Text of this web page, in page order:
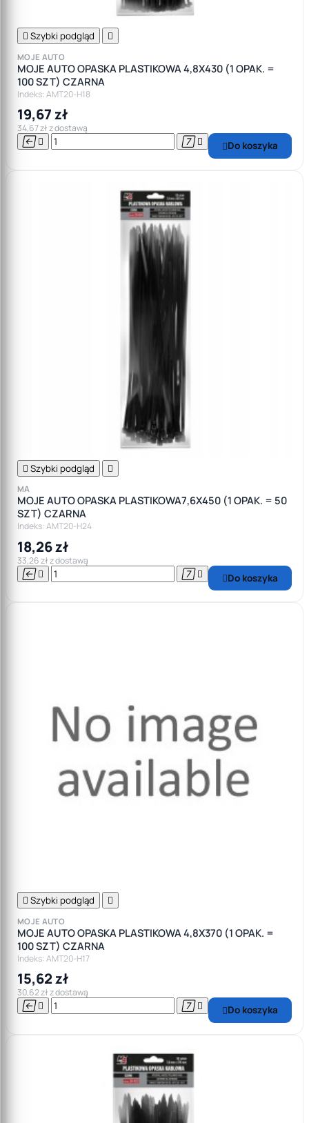
 Szybki podgląd 
MOJE AUTO
MOJE AUTO OPASKA PLASTIKOWA 4,8X430 (1 OPAK. =
100 SZT) CZARNA
Indeks: AMT20-H18
19,67 zł
34,67 zł z dostawą
    Do koszyka
 Szybki podgląd 
MA
MOJE AUTO OPASKA PLASTIKOWA7,6X450 (1 OPAK. = 50
SZT) CZARNA
Indeks: AMT20-H24
18,26 zł
33,26 zł z dostawą
    Do koszyka
 Szybki podgląd 
MOJE AUTO
MOJE AUTO OPASKA PLASTIKOWA 4,8X370 (1 OPAK. =
100 SZT) CZARNA
Indeks: AMT20-H17
15,62 zł
30,62 zł z dostawą
    Do koszyka